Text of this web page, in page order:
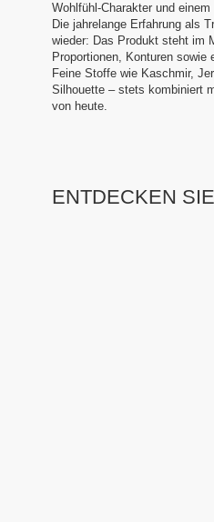
Wohlfühl-Charakter und
Die jahrelange Erfahrung als
wieder: Das Produkt steht im
Proportionen, Konturen
Feine Stoffe wie Kaschmir,
Silhouette – stets kombiniert
ENTDECKEN